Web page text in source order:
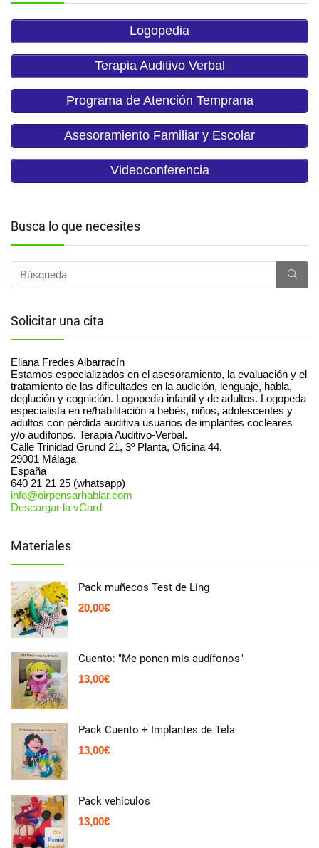
Logopedia
Terapia Auditivo Verbal
Programa de Atención Temprana
Asesoramiento Familiar y Escolar
Videoconferencia
Busca lo que necesites
Solicitar una cita
Eliana Fredes Albarracín
Estamos especializados en el asesoramiento, la evaluación y el
tratamiento de las dificultades en la audición, lenguaje, habla,
deglución y cognición. Logopedia infantil y de adultos. Logopeda
especialista en re/habilitación a bebés, niños, adolescentes y
adultos con pérdida auditiva usuarios de implantes cocleares
y/o audífonos. Terapia Auditivo-Verbal.
Calle Trinidad Grund 21, 3º Planta, Oficina 44.
29001 Málaga
España
640 21 21 25 (whatsapp)
info@oirpensarhablar.com
Descargar la vCard
Materiales
Pack muñecos Test de Ling
20,00€
Cuento: "Me ponen mis audífonos"
13,00€
Pack Cuento + Implantes de Tela
13,00€
Pack vehículos
13,00€